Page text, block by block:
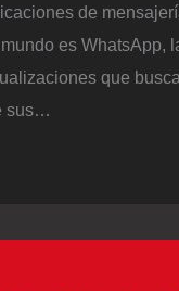
de
es WhatsApp,
que
sus…